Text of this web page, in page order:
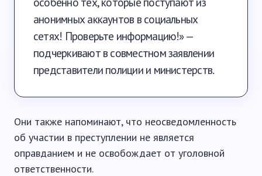
анонимных аккаунтов в социальных
сетях! Проверьте информацию!» —
подчеркивают в совместном заявлении
представители полиции и министерств.
Они также напоминают, что неосведомленность
об участии в преступлении не является
оправданием и не освобождает от уголовной
ответственности.